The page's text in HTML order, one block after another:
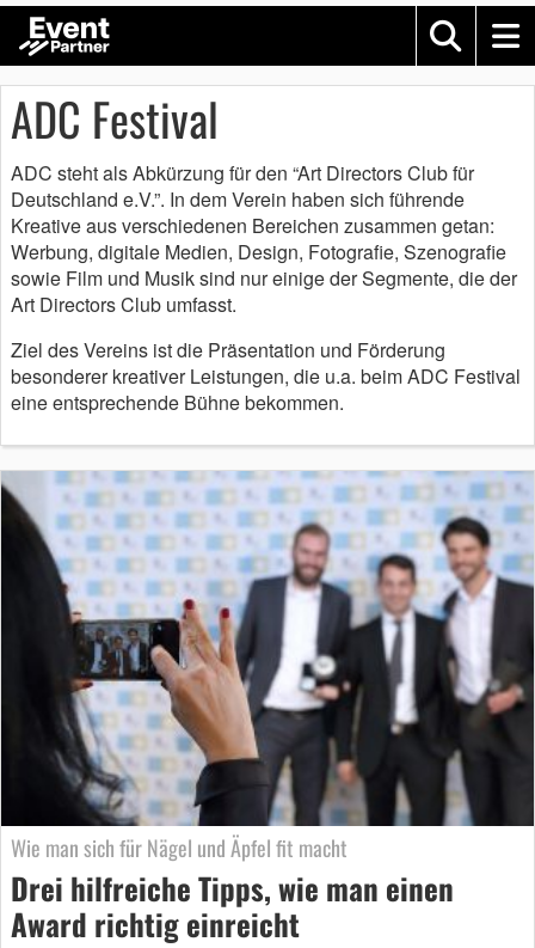
ADC Festival
ADC steht als Abkürzung für den “Art Directors Club für
Deutschland e.V.”. In dem Verein haben sich führende
Kreative aus verschiedenen Bereichen zusammen getan:
Werbung, digitale Medien, Design, Fotografie, Szenografie
sowie Film und Musik sind nur einige der Segmente, die der
Art Directors Club umfasst.
Ziel des Vereins ist die Präsentation und Förderung
besonderer kreativer Leistungen, die u.a. beim ADC Festival
eine entsprechende Bühne bekommen.
Wie man sich für Nägel und Äpfel fit macht
Drei hilfreiche Tipps, wie man einen
Award richtig einreicht